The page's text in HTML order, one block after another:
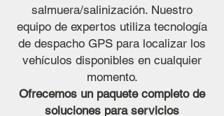
salmuera/salinización. Nuestro
equipo de expertos utiliza tecnología
de despacho GPS para localizar los
vehículos disponibles en cualquier
momento.
Ofrecemos un paquete completo de
soluciones para servicios